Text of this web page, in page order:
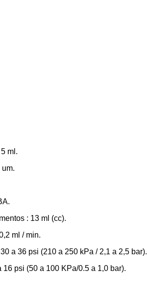
ml.
: 13 ml (cc).
ml / min.
a 36 psi (210 a 250 kPa / 2,1 a 2,5 bar).
psi (50 a 100 KPa/0.5 a 1,0 bar).